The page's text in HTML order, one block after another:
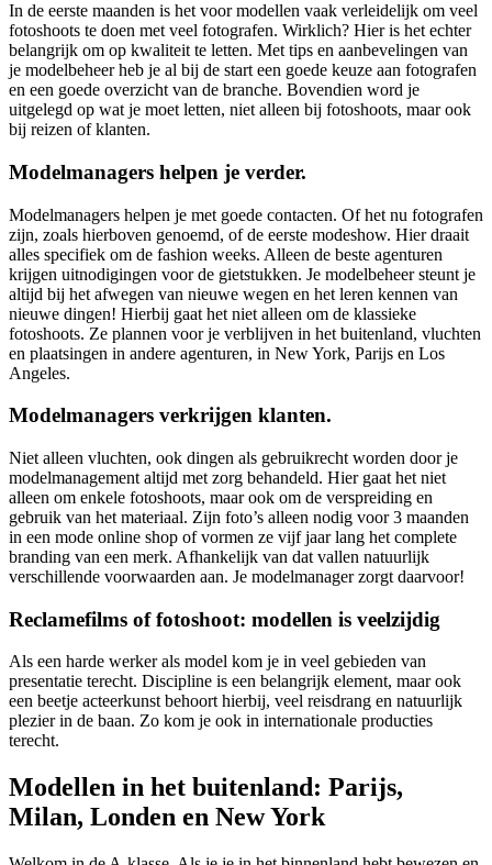
In de eerste maanden is het voor modellen vaak verleidelijk om veel
fotoshoots te doen met veel fotografen. Wirklich? Hier is het echter
belangrijk om op kwaliteit te letten. Met tips en aanbevelingen van
je modelbeheer heb je al bij de start een goede keuze aan fotografen
en een goede overzicht van de branche. Bovendien word je
uitgelegd op wat je moet letten, niet alleen bij fotoshoots, maar ook
bij reizen of klanten.
Modelmanagers helpen je verder.
Modelmanagers helpen je met goede contacten. Of het nu fotografen
zijn, zoals hierboven genoemd, of de eerste modeshow. Hier draait
alles specifiek om de fashion weeks. Alleen de beste agenturen
krijgen uitnodigingen voor de gietstukken. Je modelbeheer steunt je
altijd bij het afwegen van nieuwe wegen en het leren kennen van
nieuwe dingen! Hierbij gaat het niet alleen om de klassieke
fotoshoots. Ze plannen voor je verblijven in het buitenland, vluchten
en plaatsingen in andere agenturen, in New York, Parijs en Los
Angeles.
Modelmanagers verkrijgen klanten.
Niet alleen vluchten, ook dingen als gebruikrecht worden door je
modelmanagement altijd met zorg behandeld. Hier gaat het niet
alleen om enkele fotoshoots, maar ook om de verspreiding en
gebruik van het materiaal. Zijn foto’s alleen nodig voor 3 maanden
in een mode online shop of vormen ze vijf jaar lang het complete
branding van een merk. Afhankelijk van dat vallen natuurlijk
verschillende voorwaarden aan. Je modelmanager zorgt daarvoor!
Reclamefilms of fotoshoot: modellen is veelzijdig
Als een harde werker als model kom je in veel gebieden van
presentatie terecht. Discipline is een belangrijk element, maar ook
een beetje acteerkunst behoort hierbij, veel reisdrang en natuurlijk
plezier in de baan. Zo kom je ook in internationale producties
terecht.
Modellen in het buitenland: Parijs,
Milan, Londen en New York